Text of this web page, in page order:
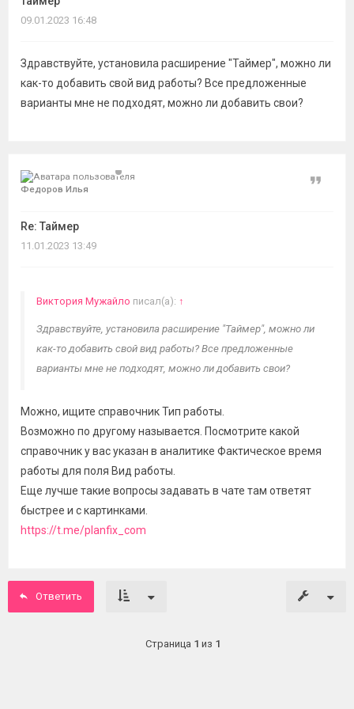
темы
09.01.2023 16:48
Здравствуйте, установила расширение "Таймер", можно ли
как-то добавить свой вид работы? Все предложенные
варианты мне не подходят, можно ли добавить свои?
Федоров Илья
Re: Таймер
Цитата
11.01.2023 13:49
Виктория Мужайло писал(а): ↑
Здравствуйте, установила расширение "Таймер", можно ли
как-то добавить свой вид работы? Все предложенные
варианты мне не подходят, можно ли добавить свои?
Можно, ищите справочник Тип работы.
Возможно по другому называется. Посмотрите какой
справочник у вас указан в аналитике Фактическое время
работы для поля Вид работы.
Еще лучше такие вопросы задавать в чате там ответят
быстрее и с картинками.
https://t.me/planfix_com
Ответить
Страница 1 из 1